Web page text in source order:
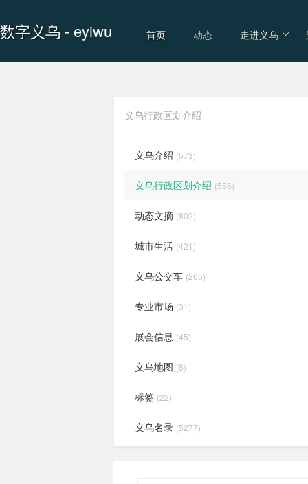
数字义乌 - eyiwu 首页 动态 走进义乌
义乌行政区划介绍
义乌介绍 (573)
义乌行政区划介绍 (556)
动态文摘 (802)
城市生活 (421)
义乌公交车 (265)
专业市场 (31)
展会信息 (45)
义乌地图 (6)
标签 (22)
义乌名录 (5277)